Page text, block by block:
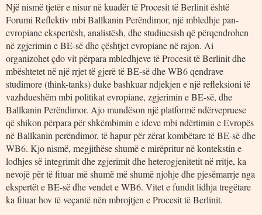
Një nismë tjetër e nisur në kuadër të Procesit të Berlinit është
Forumi Reflektiv mbi Ballkanin Perëndimor, një mbledhje pan-
evropiane ekspertësh, analistësh, dhe studiuesish që përqendrohen
në zgjerimin e BE-së dhe çështjet evropiane në rajon. Ai
organizohet çdo vit përpara mbledhjeve të Procesit të Berlinit dhe
mbështetet në një rrjet të gjerë të BE-së dhe WB6 qendrave
studimore (think-tanks) duke bashkuar ndjekjen e një refleksioni të
vazhdueshëm mbi politikat evropiane, zgjerimin e BE-së, dhe
Ballkanin Perëndimor. Ajo mundëson një platformë ndërvepruese
që shikon përpara për shkëmbimin e ideve mbi ndërtimin e Evropës
në Ballkanin perëndimor, të hapur për zërat kombëtare të BE-së dhe
WB6. Kjo nismë, megjithëse shumë e mirëpritur në kontekstin e
lodhjes së integrimit dhe zgjerimit dhe heterogjenitetit në rritje, ka
nevojë për të fituar më shumë më shumë njohje dhe pjesëmarrje nga
ekspertët e BE-së dhe vendet e WB6. Vitet e fundit lidhja tregëtare
ka fituar hov të veçantë nën mbrojtjen e Procesit të Berlinit.